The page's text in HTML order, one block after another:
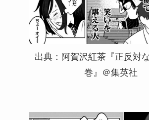
出典：阿賀沢紅茶『正反対
巻』＠集英社